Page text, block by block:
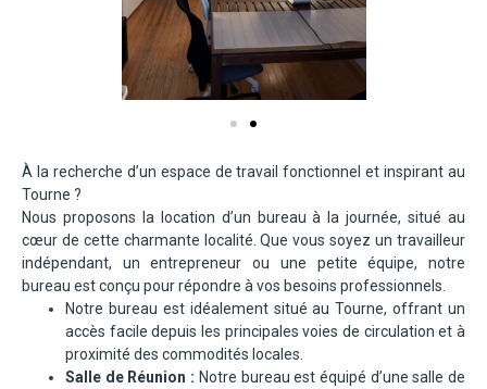
À la recherche d’un espace de travail fonctionnel et inspirant au
Tourne ?
Nous proposons la location d’un bureau à la journée, situé au
cœur de cette charmante localité. Que vous soyez un travailleur
indépendant, un entrepreneur ou une petite équipe, notre
bureau est conçu pour répondre à vos besoins professionnels.
Notre bureau est idéalement situé au Tourne, offrant un
accès facile depuis les principales voies de circulation et à
proximité des commodités locales.
Salle de Réunion : Notre bureau est équipé d’une salle de